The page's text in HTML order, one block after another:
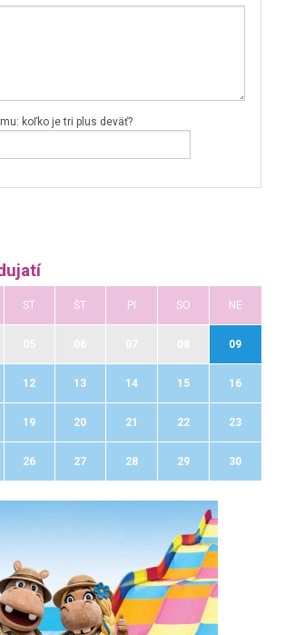
koľko je tri plus deväť?
ST ŠT PI SO NE
09
12 13 14 15 16
19 20 21 22 23
26 27 28 29 30